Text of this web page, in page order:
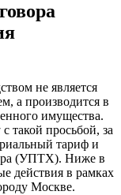
не является
а производится в
имущества.
такой просьбой, за
тариф и
(УПТХ). Ниже в
действия в рамках
Москве.